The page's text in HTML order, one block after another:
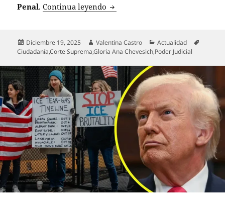
Penal.Continua leyendo Gloria Ana Chevesich asume
Publicado
el
Diciembre 19, 2025 Autor
Valentina Castro Categorías
Actualidad
Ciudadanía,Corte Suprema,Gloria Ana Chevesich,Poder Judicial